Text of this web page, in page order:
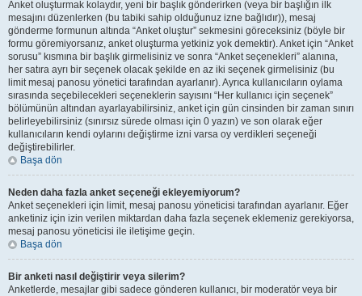
Anket oluşturmak kolaydır, yeni bir başlık gönderirken (veya bir başlığın ilk
mesajını düzenlerken (bu tabiki sahip olduğunuz izne bağlıdır)), mesaj
gönderme formunun altında “Anket oluştur” sekmesini göreceksiniz (böyle bir
formu göremiyorsanız, anket oluşturma yetkiniz yok demektir). Anket için “Anket
sorusu” kısmına bir başlık girmelisiniz ve sonra “Anket seçenekleri” alanına,
her satıra ayrı bir seçenek olacak şekilde en az iki seçenek girmelisiniz (bu
limit mesaj panosu yönetici tarafından ayarlanır). Ayrıca kullanıcıların oylama
sırasında seçebilecekleri seçeneklerin sayısını “Her kullanıcı için seçenek”
bölümünün altından ayarlayabilirsiniz, anket için gün cinsinden bir zaman sınırı
belirleyebilirsiniz (sınırsız sürede olması için 0 yazın) ve son olarak eğer
kullanıcıların kendi oylarını değiştirme izni varsa oy verdikleri seçeneği
değiştirebilirler.
Başa dön
Neden daha fazla anket seçeneği ekleyemiyorum?
Anket seçenekleri için limit, mesaj panosu yöneticisi tarafından ayarlanır. Eğer
anketiniz için izin verilen miktardan daha fazla seçenek eklemeniz gerekiyorsa,
mesaj panosu yöneticisi ile iletişime geçin.
Başa dön
Bir anketi nasıl değiştirir veya silerim?
Anketlerde, mesajlar gibi sadece gönderen kullanıcı, bir moderatör veya bir